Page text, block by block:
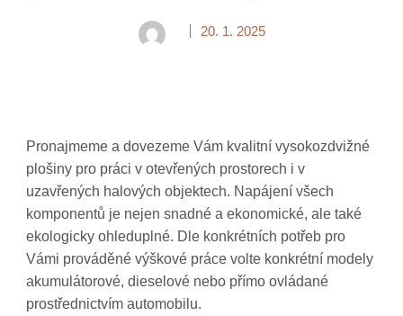
20. 1. 2025
Pronajmeme a dovezeme Vám kvalitní vysokozdvižné
plošiny pro práci v otevřených prostorech i v
uzavřených halových objektech. Napájení všech
komponentů je nejen snadné a ekonomické, ale také
ekologicky ohleduplné. Dle konkrétních potřeb pro
Vámi prováděné výškové práce volte konkrétní modely
akumulátorové, dieselové nebo přímo ovládané
prostřednictvím automobilu.